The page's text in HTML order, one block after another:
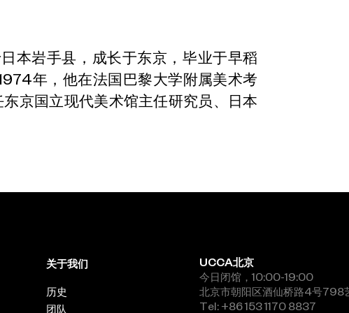
本岩手县，成长于东京，毕业于早稻
年，他在法国巴黎大学附属美术考
京国立现代美术馆主任研究员、日本
关于我们
历史
团队
UCCA北京
今日闭馆，10:00-19:00
北京市朝阳区酒仙桥路4号798
Tel: +86 153 1170 8837